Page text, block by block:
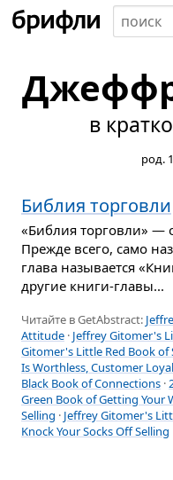
в
род.
Библия торговли
«Библия торговли» —
Прежде всего, само
глава называется
другие книги-главы...
Читайте в GetAbstract:
Attitude · Jeffrey Gitomer's
Gitomer's Little Red Book of
Is Worthless, Customer
Black Book of Connections ·
Green Book of Getting Your
Selling · Jeffrey Gitomer's
Knock Your Socks Off Selling